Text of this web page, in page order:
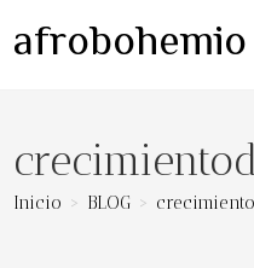
afrobohemio
Inicio > BLOG >